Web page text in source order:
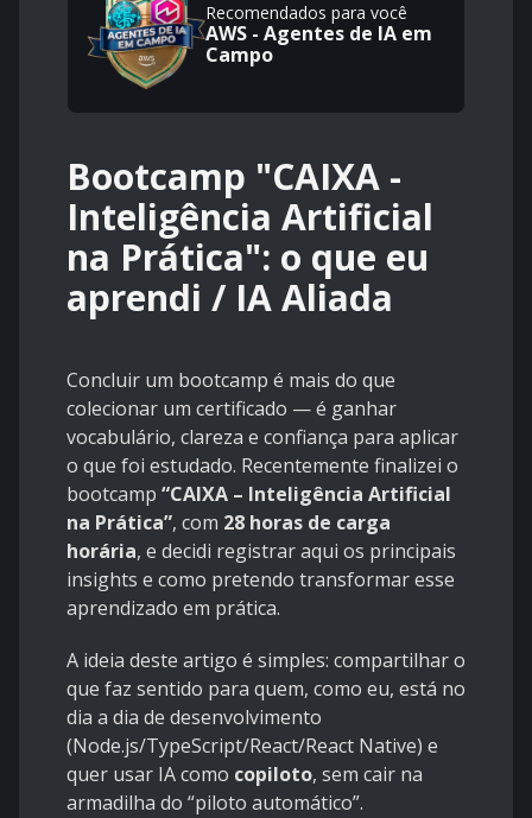
Recomendados para você
AWS - Agentes de IA em
Campo
Bootcamp "CAIXA -
Inteligência Artificial
na Prática": o que eu
aprendi / IA Aliada
Concluir um bootcamp é mais do que
colecionar um certificado — é ganhar
vocabulário, clareza e confiança para aplicar
o que foi estudado. Recentemente finalizei o
bootcamp “CAIXA – Inteligência Artificial
na Prática”, com 28 horas de carga
horária, e decidi registrar aqui os principais
insights e como pretendo transformar esse
aprendizado em prática.
A ideia deste artigo é simples: compartilhar o
que faz sentido para quem, como eu, está no
dia a dia de desenvolvimento
(Node.js/TypeScript/React/React Native) e
quer usar IA como copiloto, sem cair na
armadilha do “piloto automático”.